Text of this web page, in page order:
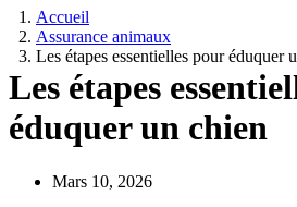
Accueil
Assurance animaux
Les étapes essentielles pour éduquer
Les étapes
éduquer un chien
Mars 10, 2026